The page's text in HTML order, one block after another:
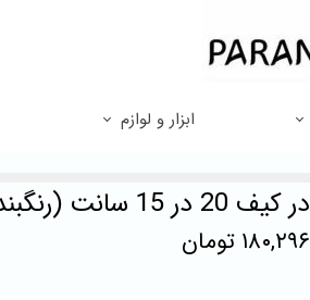
ابزار و لوازم
در کیف 20 در 15 سانت (رنگبندی دارد)
۱۸۰,۲۹۶ تومان